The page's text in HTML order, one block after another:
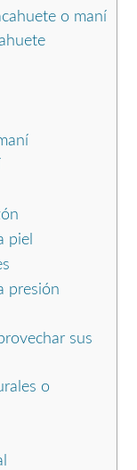
o maní
piel
presión
sus
o